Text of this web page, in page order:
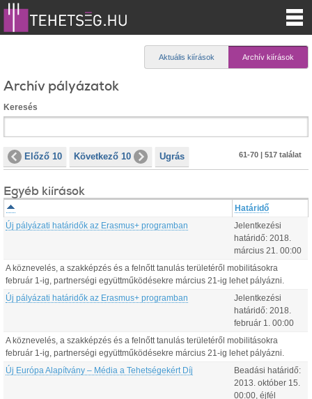
Aktuális kiírások Archív kiírások
Archív pályázatok
Keresés
Előző 10 Következő 10 Ugrás 61-70 | 517 találat
Egyéb kiírások
Határidő
Új pályázati határidők az Erasmus+ programban
Jelentkezési
határidő: 2018.
március 21 00:00
A köznevelés, a szakképzés és a felnőtt tanulás területéről mobilitásokra
február 1-ig, partnerségi együttműködésekre március 21-ig lehet pályázni.
Új pályázati határidők az Erasmus+ programban
Jelentkezési
határidő: 2018.
február 1 00:00
A köznevelés, a szakképzés és a felnőtt tanulás területéről mobilitásokra
február 1-ig, partnerségi együttműködésekre március 21-ig lehet pályázni.
Új Európa Alapítvány – Média a Tehetségekért Díj
Beadási határidő:
2013. október 15
00:00 , éjfél